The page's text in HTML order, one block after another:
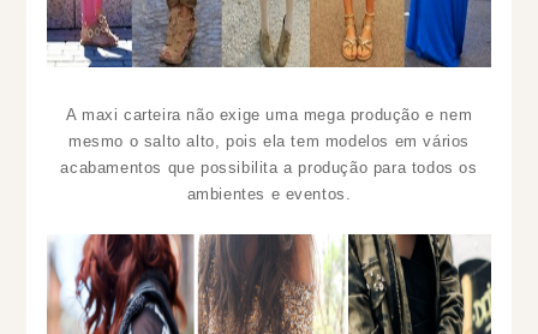
A maxi carteira não exige uma mega produção e nem
mesmo o salto alto, pois ela tem modelos em vários
acabamentos que possibilita a produção para todos os
ambientes e eventos.